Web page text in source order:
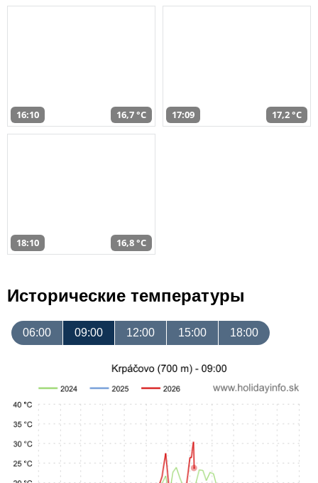
16:10 16,7 °C 17:09 17,2 °C
18:10 16,8 °C
Исторические температуры
06:00 09:00 12:00 15:00 18:00